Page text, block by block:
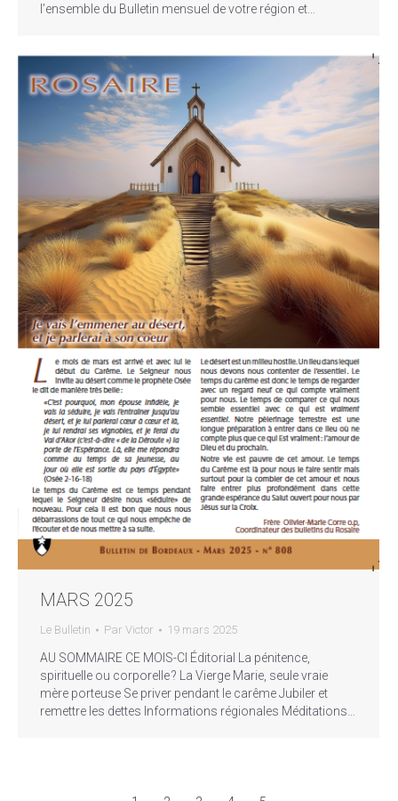
l’ensemble du Bulletin mensuel de votre région et…
MARS 2025
Le Bulletin Par Victor 19 mars 2025
AU SOMMAIRE CE MOIS-CI Éditorial La pénitence,
spirituelle ou corporelle ? La Vierge Marie, seule vraie
mère porteuse Se priver pendant le carême Jubiler et
remettre les dettes Informations régionales Méditations…